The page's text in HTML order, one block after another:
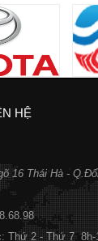
HỆ
16 Thái Hà -
Thứ 2 - Thứ 7 8h-